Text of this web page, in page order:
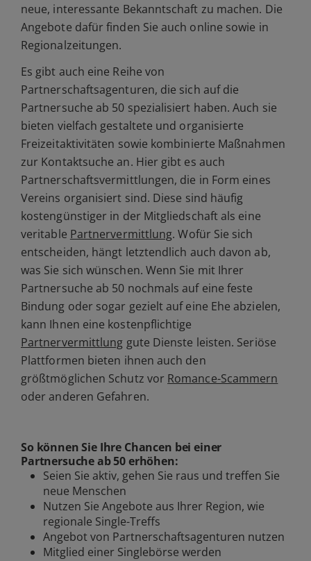
neue, interessante Bekanntschaft zu machen. Die
Angebote dafür finden Sie auch online sowie in
Regionalzeitungen.
Es gibt auch eine Reihe von
Partnerschaftsagenturen, die sich auf die
Partnersuche ab 50 spezialisiert haben. Auch sie
bieten vielfach gestaltete und organisierte
Freizeitaktivitäten sowie kombinierte Maßnahmen
zur Kontaktsuche an. Hier gibt es auch
Partnerschaftsvermittlungen, die in Form eines
Vereins organisiert sind. Diese sind häufig
kostengünstiger in der Mitgliedschaft als eine
veritable Partnervermittlung. Wofür Sie sich
entscheiden, hängt letztendlich auch davon ab,
was Sie sich wünschen. Wenn Sie mit Ihrer
Partnersuche ab 50 nochmals auf eine feste
Bindung oder sogar gezielt auf eine Ehe abzielen,
kann Ihnen eine kostenpflichtige
Partnervermittlung gute Dienste leisten. Seriöse
Plattformen bieten ihnen auch den
größtmöglichen Schutz vor Romance-Scammern
oder anderen Gefahren.
So können Sie Ihre Chancen bei einer
Partnersuche ab 50erhöhen:
Seien Sie aktiv, gehen Sie raus und treffen Sie
neue Menschen
Nutzen Sie Angebote aus Ihrer Region, wie
regionale Single-Treffs
Angebot von Partnerschaftsagenturen nutzen
Mitglied einer Singlebörse werden